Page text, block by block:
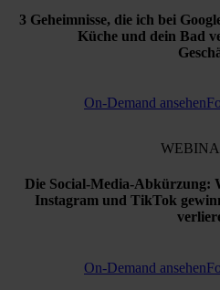
3 Geheimnisse, die ich bei
Küche und dein Bad
On-Demand ansehen
Die Social-Media-Abkürzung:
Instagram und TikTok
On-Demand ansehen